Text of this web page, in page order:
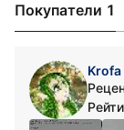
Покупатели 1
Krofa